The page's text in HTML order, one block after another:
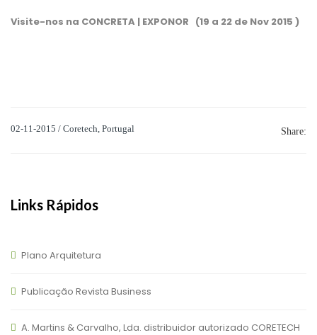
Visite-nos na CONCRETA | EXPONOR (19 a 22 de Nov 2015 )
02-11-2015 / Coretech, Portugal Share:
Links Rápidos
Plano Arquitetura
Publicação Revista Business
A. Martins & Carvalho, Lda. distribuidor autorizado CORETECH